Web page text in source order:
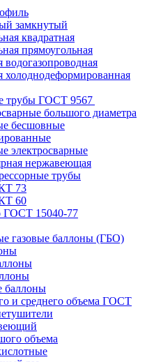
замкнутый
квадратная
прямоугольная
водогазопроводная
холоднодеформированная
трубы ГОСТ 9567
большого диаметра
бесшовные
электросварные
нержавеющая
трубы
73
60
15040-77
газовые баллоны (ГБО)
баллоны
и среднего объема ГОСТ
объема